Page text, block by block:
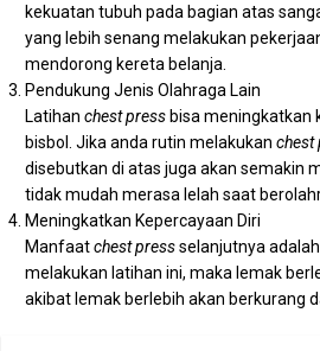
kekuatan tubuh pada bagian atas
yang lebih senang melakukan
mendorong kereta belanja.
Pendukung Jenis Olahraga Lain
Latihan chest pressbisa meningkatkan
bisbol. Jika anda rutin melakukan chest
disebutkan di atas juga akan semakin
tidak mudah merasa lelah saat
Meningkatkan Kepercayaan Diri
Manfaatchest pressselanjutnya
melakukan latihan ini, maka lemak
akibat lemak berlebih akan berkurang